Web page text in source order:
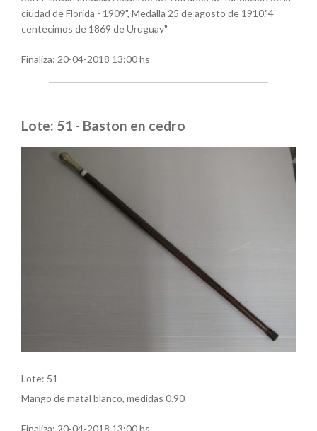
ciudad de Florida - 1909", Medalla 25 de agosto de 1910."4
centecimos de 1869 de Uruguay"
Finaliza: 20-04-2018 13:00 hs
Lote: 51 - Baston en cedro
Lote: 51
Mango de matal blanco, medidas 0.90